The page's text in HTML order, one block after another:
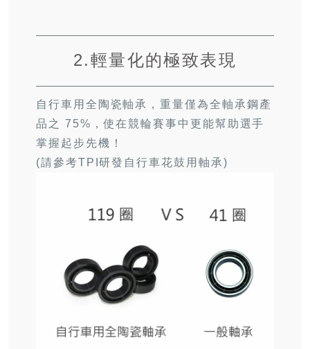
2.輕量化的極致表現
自行車用全陶瓷軸承，重量僅為全軸承鋼產
品之 75% ，使在競輪賽事中更能幫助選手
掌握起步先機！
(請參考TPI研發自行車花鼓用軸承)